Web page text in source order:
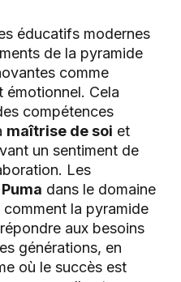
éducatifs modernes
de la pyramide
comme
émotionnel. Cela
compétences
maîtrise de soi et
un sentiment de
Les
Puma dans le domaine
comment la pyramide
aux besoins
générations, en
où le succès est